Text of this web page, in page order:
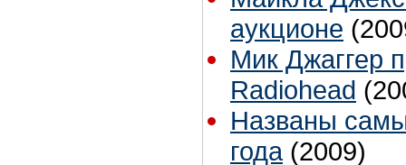
аукционе
Мик Джаггер
Radiohead
Названы
года (2009)